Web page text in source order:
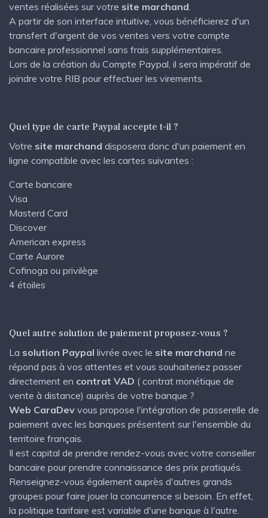
ventes réalisées sur votre site marchand.
A partir de son interface intuitive, vous bénéficierez d'un
transfert d'argent de vos ventes vers votre compte
bancaire professionnel sans frais supplémentaires.
Lors de la création du Compte Paypal, il sera impératif de
joindre votre RIB pour effectuer les virements.
Quel type de carte Paypal accepte t-il ?
Votre site marchand disposera donc d'un paiement en
ligne compatible avec les cartes suivantes :
Carte bancaire
Visa
Masterd Card
Discover
American express
Carte Aurore
Cofinoga ou privilège
4 étoiles
Quel autre solution de paiement proposez-vous ?
La solution Paypal livrée avec le site marchand ne
répond pas à vos attentes et vous souhaiteriez passer
directement en contrat VAD ( contrat monétique de
vente à distance) auprès de votre banque ?
Web CaraDev vous propose l'intégration de passerelle de
paiement avec les banques présentent sur l'ensemble du
territoire français.
Il est capital de prendre rendez-vous avec votre conseiller
bancaire pour prendre connaissance des prix pratiqués.
Renseignez-vous également auprès d'autres grands
groupes pour faire jouer la concurrence si besoin. En effet,
la politique tarifaire est variable d'une banque à l'autre.